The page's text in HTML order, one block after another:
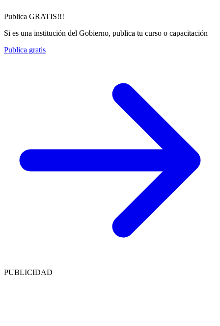
Publica GRATIS!!!
Si es una institución del Gobierno, publica tu curso o capacitación
Publica gratis
PUBLICIDAD